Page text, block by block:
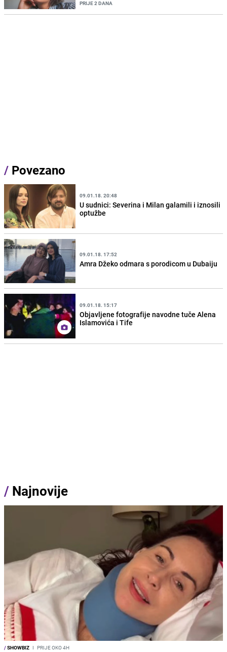
PRIJE 2 DANA
/ Povezano
09.01.18. 20:48
U sudnici: Severina i Milan galamili i iznosili
optužbe
09.01.18. 17:52
Amra Džeko odmara s porodicom u Dubaiju
09.01.18. 15:17
Objavljene fotografije navodne tuče Alena
Islamovića i Tife
/ Najnovije
/SHOWBIZ I PRIJE OKO 4H